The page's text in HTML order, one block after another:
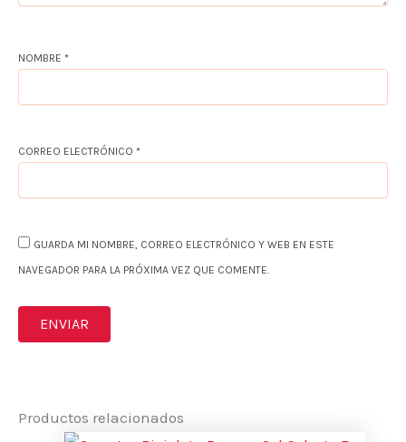
NOMBRE *
CORREO ELECTRÓNICO *
GUARDA MI NOMBRE, CORREO ELECTRÓNICO Y WEB EN ESTE
NAVEGADOR PARA LA PRÓXIMA VEZ QUE COMENTE.
Productos relacionados